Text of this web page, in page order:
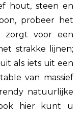
hout, steen en
probeer het
zorgt voor een
strakke lijnen;
als iets uit een
van massief
natuurlijke
hier kunt u